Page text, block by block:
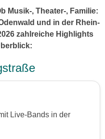
Musik-, Theater-, Familie:
und in der Rhein-
zahlreiche Highlights
Live-Bands in der